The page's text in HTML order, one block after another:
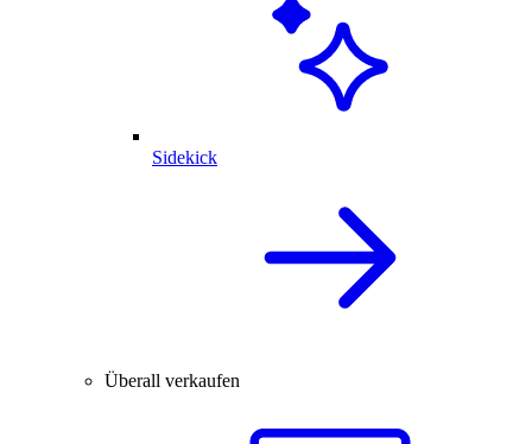
Sidekick
Überall verkaufen